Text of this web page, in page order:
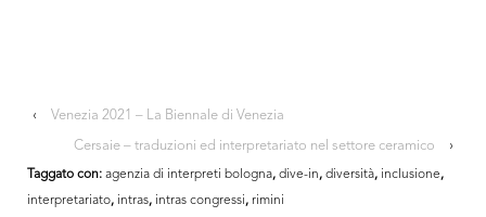
‹ Venezia 2021 – La Biennale di Venezia
Cersaie – traduzioni ed interpretariato nel settore ceramico ›
Taggato con: agenzia di interpreti bologna, dive-in, diversità, inclusione,
interpretariato, intras, intras congressi, rimini